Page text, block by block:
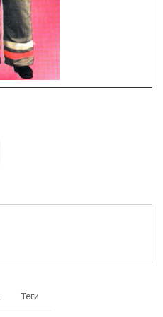
Теги